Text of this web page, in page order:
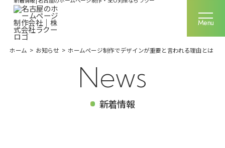
Menu
Menu
News
新着情報
ホーム > お知らせ >ホームページ制作でデザインが重要と言われる理由とは